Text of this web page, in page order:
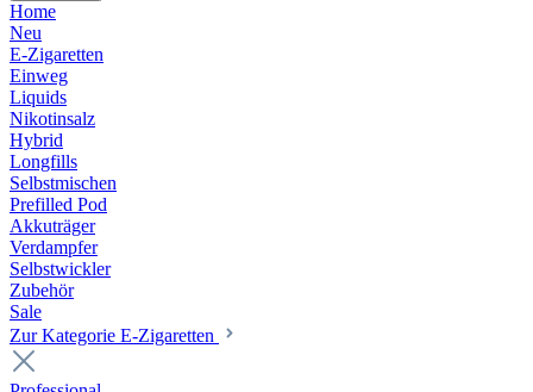
Home
Neu
E-Zigaretten
Einweg
Liquids
Nikotinsalz
Hybrid
Longfills
Selbstmischen
Prefilled Pod
Akkuträger
Verdampfer
Selbstwickler
Zubehör
Sale
Zur Kategorie E-Zigaretten